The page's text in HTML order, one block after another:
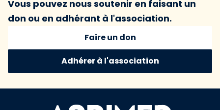
Vous pouvez nous soutenir en faisant un
don ou en adhérant à l'association.
Faire un don
Adhérer à l'association